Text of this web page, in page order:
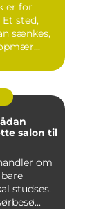
er for
sted,
sænkes,
salon til
om
studses.